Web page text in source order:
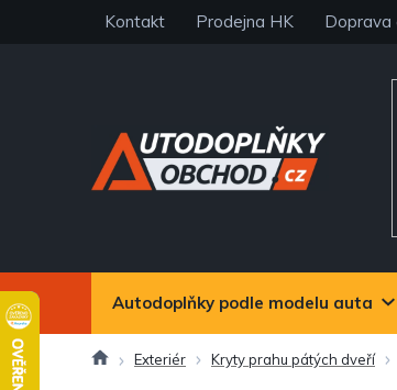
Kontakt Prodejna HK Doprava
Autodoplňky podle modelu auta
DomůExteriér Kryty prahu pátých dveří